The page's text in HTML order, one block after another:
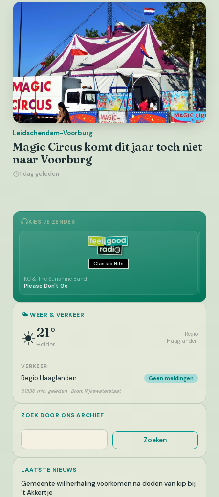
Leidschendam-Voorburg
Magic Circus komt dit jaar toch niet
naar Voorburg
1 dag geleden
KIES JE ZENDER
Classic Hits
KC & The Sunshine Band
Please Don't Go
🌤️ WEER & VERKEER
☀️21°
Helder
Regio
Haaglanden
VERKEER
Regio Haaglanden Geen meldingen
61536 min. geleden · Bron: Rijkswaterstaat
ZOEK DOOR ONS ARCHIEF
Zoeken
Zoeken
LAATSTE NIEUWS
Gemeente wil herhaling voorkomen na doden van kip bij
’t Akkertje